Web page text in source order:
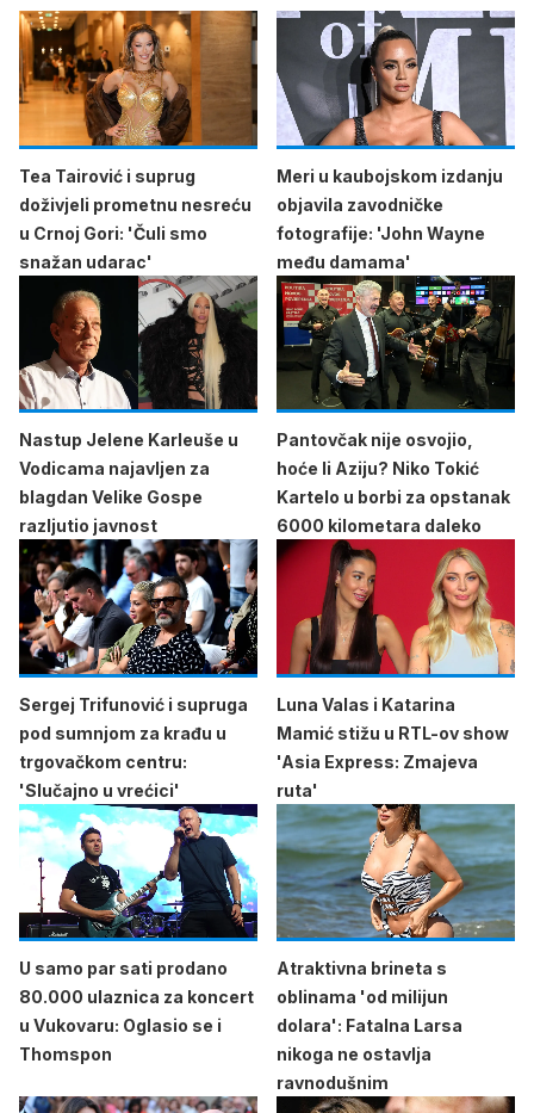
Tea Tairović i suprug
doživjeli prometnu nesreću
u Crnoj Gori: 'Čuli smo
snažan udarac'
Meri u kaubojskom izdanju
objavila zavodničke
fotografije: 'John Wayne
među damama'
Nastup Jelene Karleuše u
Vodicama najavljen za
blagdan Velike Gospe
razljutio javnost
Pantovčak nije osvojio,
hoće li Aziju? Niko Tokić
Kartelo u borbi za opstanak
6000 kilometara daleko
Sergej Trifunović i supruga
pod sumnjom za krađu u
trgovačkom centru:
'Slučajno u vrećici'
Luna Valas i Katarina
Mamić stižu u RTL-ov show
'Asia Express: Zmajeva
ruta'
U samo par sati prodano
80.000 ulaznica za koncert
u Vukovaru: Oglasio se i
Thomspon
Atraktivna brineta s
oblinama 'od milijun
dolara': Fatalna Larsa
nikoga ne ostavlja
ravnodušnim